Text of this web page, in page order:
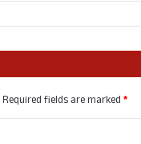
Required fields are marked*